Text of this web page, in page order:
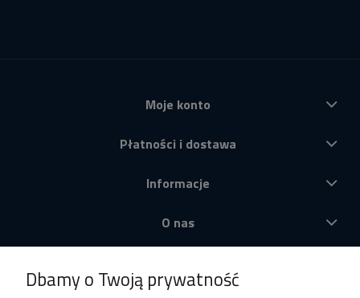
Moje konto
Płatności i dostawa
Informacje
O nas
Dbamy o Twoją prywatność